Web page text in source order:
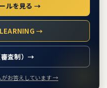
ルを見る →
→
審査制）→
がお答えしています →